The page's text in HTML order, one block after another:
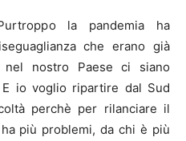
la pandemia ha
che erano già
nostro Paese ci siano
io voglio ripartire dal Sud
perchè per rilanciare il
più problemi, da chi è più